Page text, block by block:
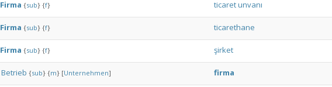
Firma {sub} {f} ticaretunvanı
Firma {sub} {f} ticarethane
Firma {sub} {f} şirket
Betrieb {sub} {m}[Unternehmen] firma